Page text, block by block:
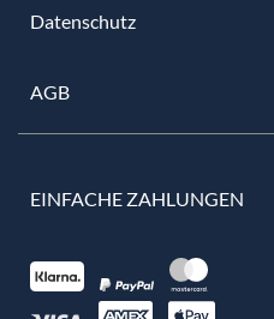
Datenschutz
AGB
EINFACHE ZAHLUNGEN